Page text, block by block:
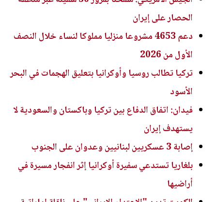
الحصار على إيران
دعم 4653 مشروعا منزليا مملوكا لنساء خلال النصف
الأول من 2026
تركيا تطالب روسيا وأوكرانيا بتعليق الهجمات في البحر
الأسود
فيدان: اتفاق الدفاع بين تركيا وباكستان والسعودية لا
يستهدف إيران
إصابة 3 عسكريين لبنانيين وعدوان على الجنوب
بلغاريا تستدعي سفيرة أوكرانيا إثر انفجار مسيرة في
أراضيها